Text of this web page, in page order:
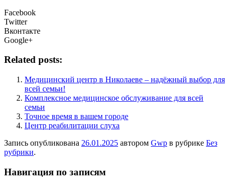
Facebook
Twitter
Вконтакте
Google+
Related posts:
Медицинский центр в Николаеве – надёжный выбор для
всей семьи!
Комплексное медицинское обслуживание для всей
семьи
Точное время в вашем городе
Центр реабилитации слуха
Запись опубликована 26.01.2025 автором Gwp в рубрике Без
рубрики.
Навигация по записям